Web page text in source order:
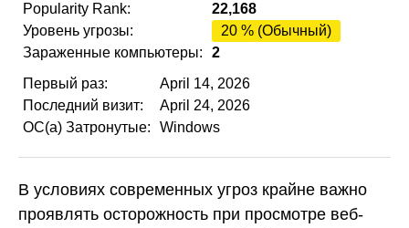
Popularity Rank:
22,168
Уровень угрозы:
20 % (Обычный)
Зараженные компьютеры:
2
Первый раз:
April 14, 2026
Последний визит:
April 24, 2026
ОС(а) Затронутые:
Windows
В условиях современных угроз крайне важно
проявлять осторожность при просмотре веб-